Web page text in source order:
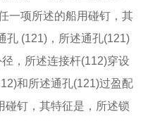
一项所述的船用碰钉，其
孔 (121)，所述通孔(121)
，所述连接杆(112)穿设
和所述通孔(121)过盈配
碰钉，其特征是，所述锁